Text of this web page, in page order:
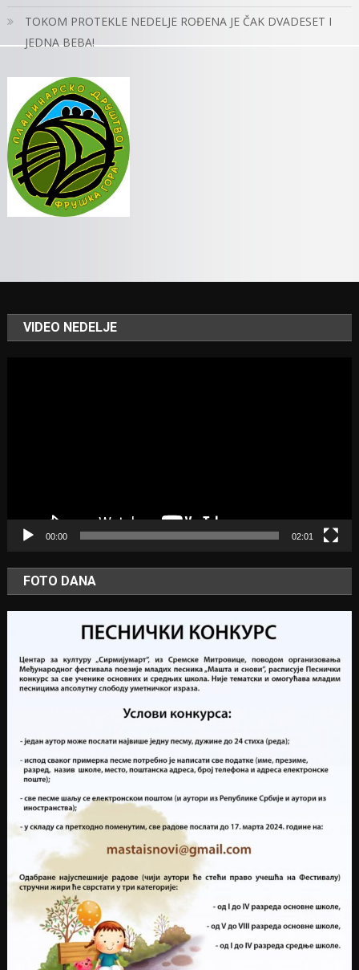
TOKOM PROTEKLE NEDELJE ROĐENA JE ČAK DVADESET I
JEDNA BEBA!
VIDEO NEDELJE
00:00 02:01
FOTO DANA